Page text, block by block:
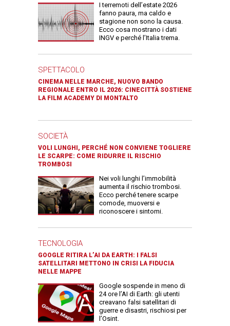
I terremoti dell’estate 2026
fanno paura, ma caldo e
stagione non sono la causa.
Ecco cosa mostrano i dati
INGV e perché l’Italia trema.
SPETTACOLO
CINEMA NELLE MARCHE, NUOVO BANDO
REGIONALE ENTRO IL 2026: CINECITTÀ SOSTIENE
LA FILM ACADEMY DI MONTALTO
SOCIETÀ
VOLI LUNGHI, PERCHÉ NON CONVIENE TOGLIERE
LE SCARPE: COME RIDURRE IL RISCHIO
TROMBOSI
Nei voli lunghi l’immobilità
aumenta il rischio trombosi.
Ecco perché tenere scarpe
comode, muoversi e
riconoscere i sintomi.
TECNOLOGIA
GOOGLE RITIRA L’AI DA EARTH: I FALSI
SATELLITARI METTONO IN CRISI LA FIDUCIA
NELLE MAPPE
Google sospende in meno di
24 ore l’AI di Earth: gli utenti
creavano falsi satellitari di
guerre e disastri, rischiosi per
l’Osint.